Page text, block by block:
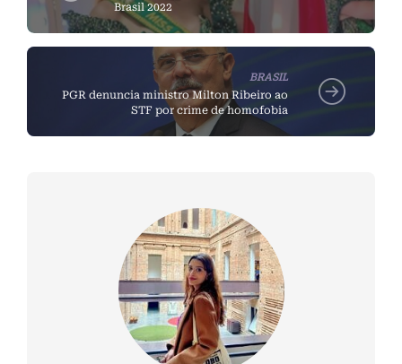
Brasil 2022
BRASIL
PGR denuncia ministro Milton Ribeiro ao
STF por crime de homofobia